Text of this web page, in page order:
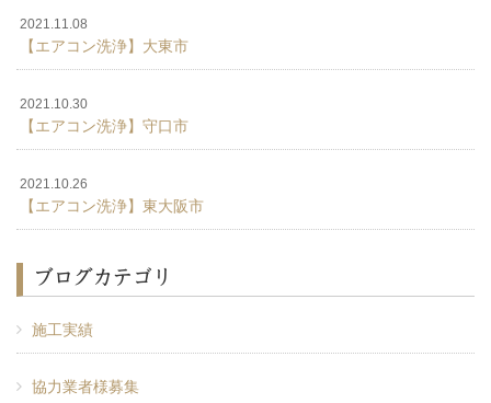
2021.11.08
【エアコン洗浄】大東市
2021.10.30
【エアコン洗浄】守口市
2021.10.26
【エアコン洗浄】東大阪市
ブログカテゴリ
施工実績
協力業者様募集